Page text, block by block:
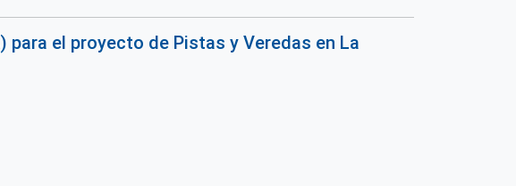
el proyecto de Pistas y Veredas en La